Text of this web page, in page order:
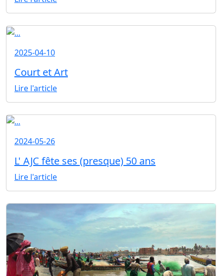
2025-04-10
Court et Art
Lire l'article
2024-05-26
L' AJC fête ses (presque) 50 ans
Lire l'article